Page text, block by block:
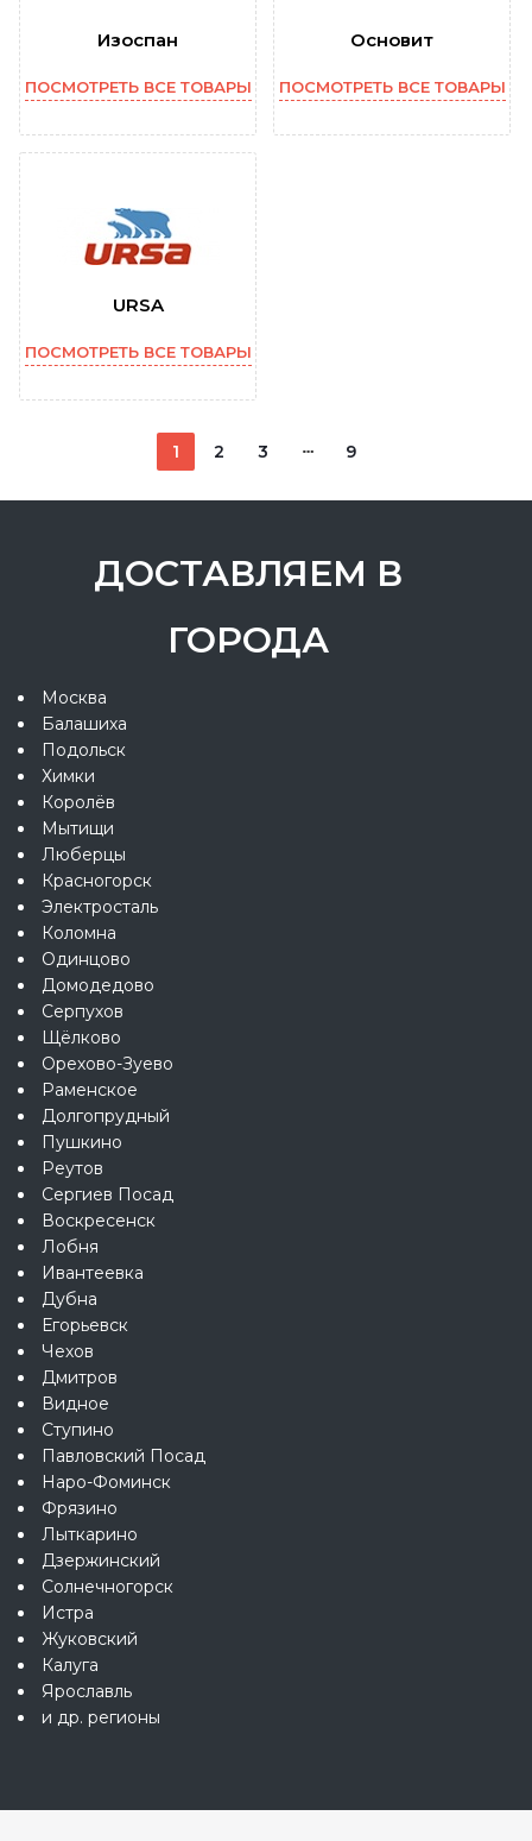
Изоспан
ПОСМОТРЕТЬ ВСЕ ТОВАРЫ
Основит
ПОСМОТРЕТЬ ВСЕ ТОВАРЫ
URSA
ПОСМОТРЕТЬ ВСЕ ТОВАРЫ
1 2 3 9
ДОСТАВЛЯЕМ В
ГОРОДА
Москва
Балашиха
Подольск
Химки
Королёв
Мытищи
Люберцы
Красногорск
Электросталь
Коломна
Одинцово
Домодедово
Серпухов
Щёлково
Орехово-Зуево
Раменское
Долгопрудный
Пушкино
Реутов
Сергиев Посад
Воскресенск
Лобня
Ивантеевка
Дубна
Егорьевск
Чехов
Дмитров
Видное
Ступино
Павловский Посад
Наро-Фоминск
Фрязино
Лыткарино
Дзержинский
Солнечногорск
Истра
Жуковский
Калуга
Ярославль
и др. регионы